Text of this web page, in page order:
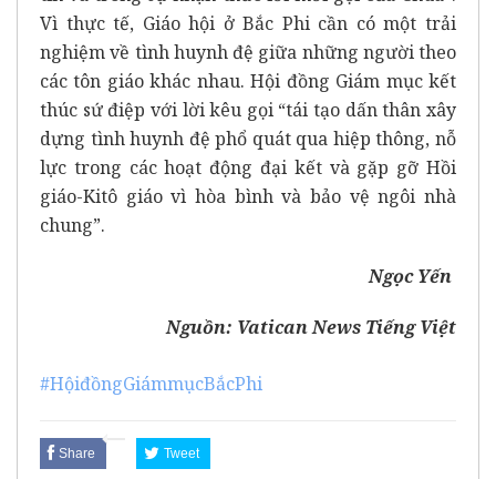
Vì thực tế, Giáo hội ở Bắc Phi cần có một trải
nghiệm về tình huynh đệ giữa những người theo
các tôn giáo khác nhau. Hội đồng Giám mục kết
thúc sứ điệp với lời kêu gọi “tái tạo dấn thân xây
dựng tình huynh đệ phổ quát qua hiệp thông, nỗ
lực trong các hoạt động đại kết và gặp gỡ Hồi
giáo-Kitô giáo vì hòa bình và bảo vệ ngôi nhà
chung”.
Ngọc Yến
Nguồn: Vatican News Tiếng Việt
#HộiđồngGiámmụcBắcPhi
Share Tweet